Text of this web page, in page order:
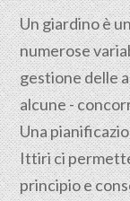
Un giardino è
numerose
gestione delle
alcune -
Una
Ittiri ci
principio e